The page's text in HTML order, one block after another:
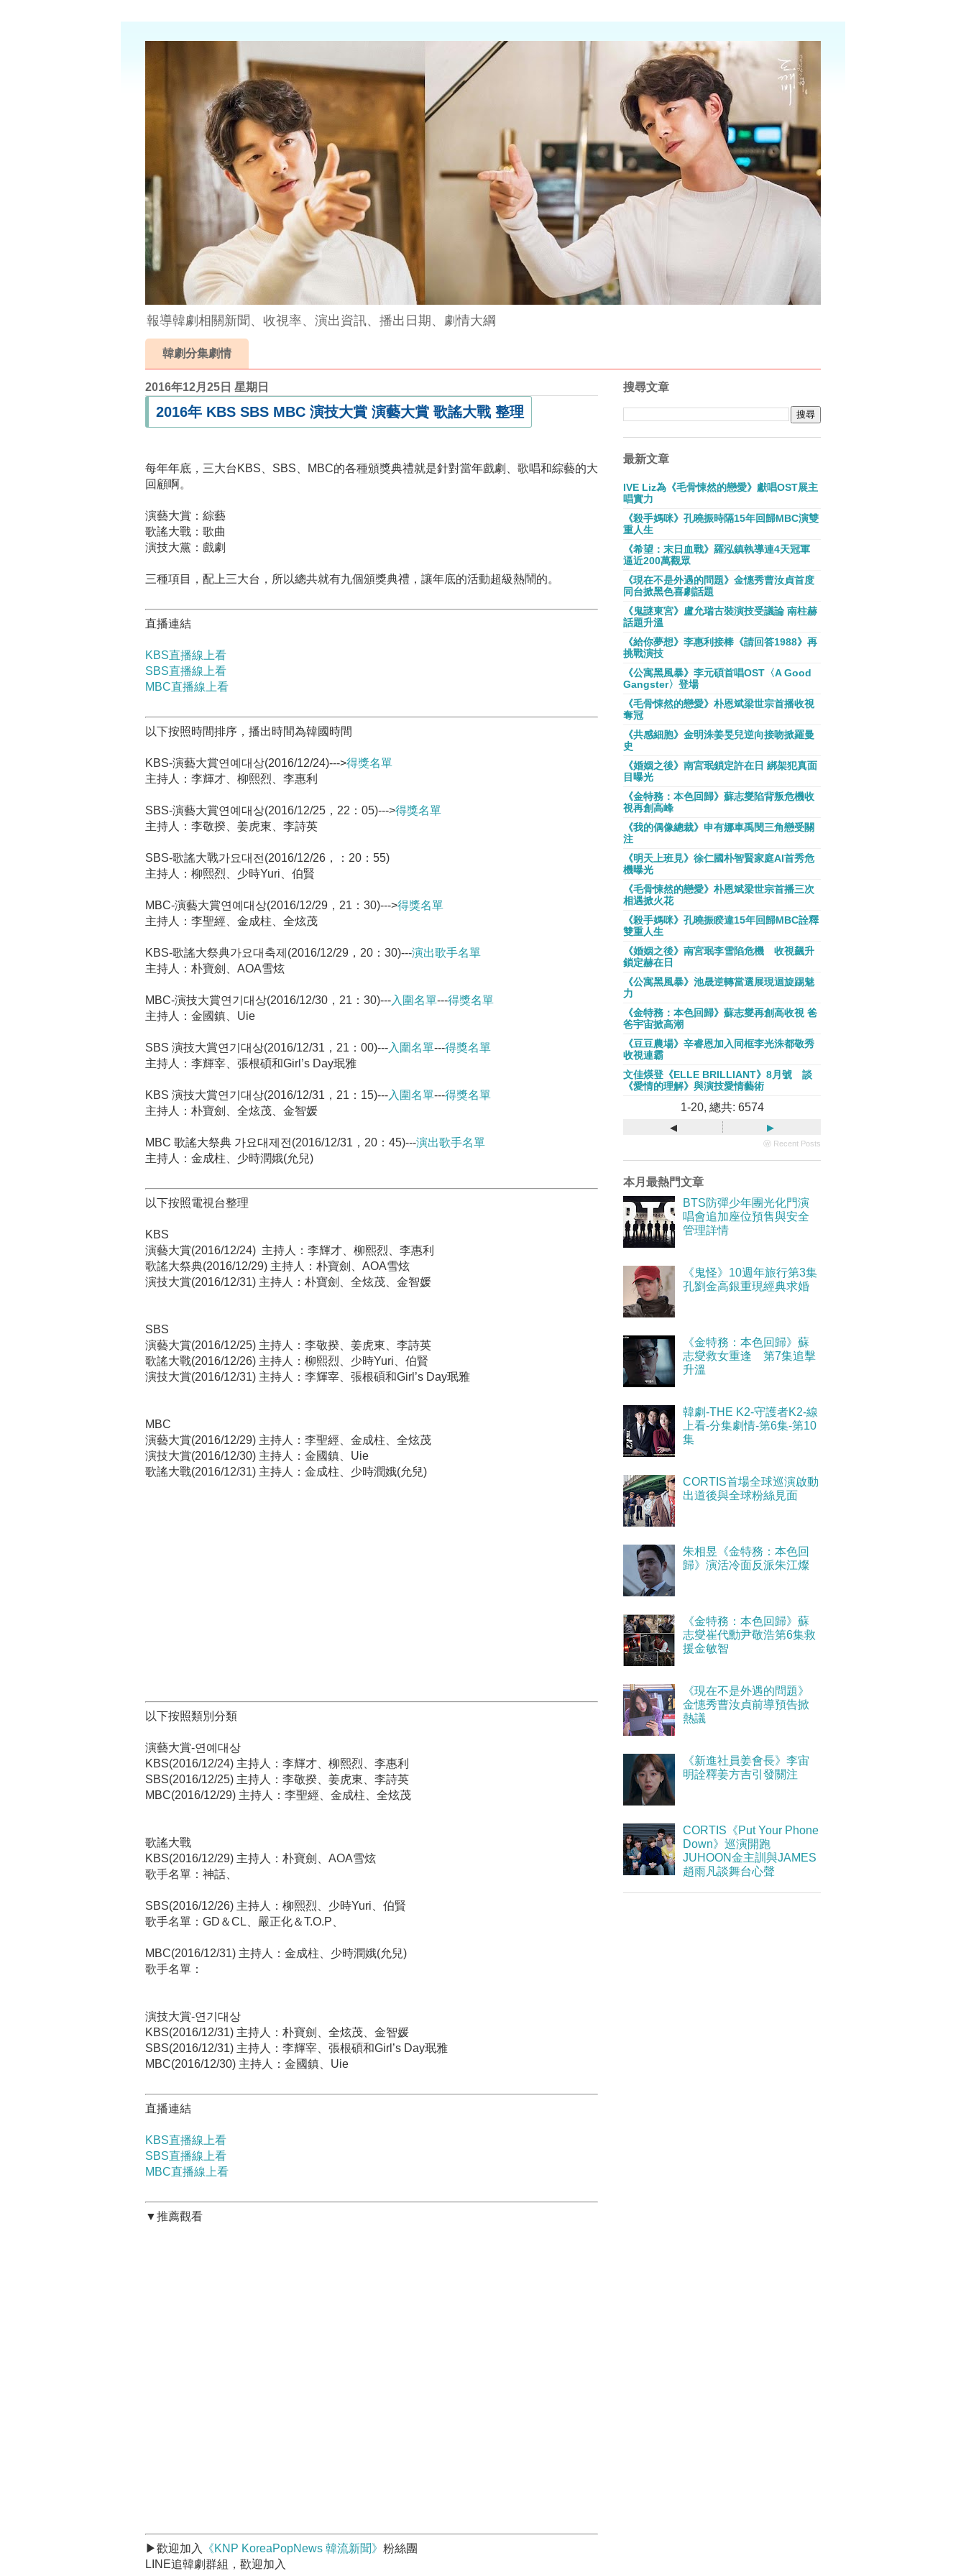
報導韓劇相關新聞、收視率、演出資訊、播出日期、劇情大綱
韓劇分集劇情
2016年12月25日 星期日
2016年 KBS SBS MBC 演技大賞 演藝大賞 歌謠大戰 整理
每年年底，三大台KBS、SBS、MBC的各種頒獎典禮就是針對當年戲劇、歌唱和綜藝的大
回顧啊。
演藝大賞：綜藝
歌謠大戰：歌曲
演技大黨：戲劇
三種項目，配上三大台，所以總共就有九個頒獎典禮，讓年底的活動超級熱鬧的。
直播連結
KBS直播線上看
SBS直播線上看
MBC直播線上看
以下按照時間排序，播出時間為韓國時間
KBS-演藝大賞연예대상(2016/12/24)--->得獎名單
主持人：李輝才、柳熙烈、李惠利
SBS-演藝大賞연예대상(2016/12/25，22：05)--->得獎名單
主持人：李敬揆、姜虎東、李詩英
SBS-歌謠大戰가요대전(2016/12/26，：20：55)
主持人：柳熙烈、少時Yuri、伯賢
MBC-演藝大賞연예대상(2016/12/29，21：30)--->得獎名單
主持人：李聖經、金成柱、全炫茂
KBS-歌謠大祭典가요대축제(2016/12/29，20：30)---演出歌手名單
主持人：朴寶劍、AOA雪炫
MBC-演技大賞연기대상(2016/12/30，21：30)---入圍名單---得獎名單
主持人：金國鎮、Uie
SBS 演技大賞연기대상(2016/12/31，21：00)---入圍名單---得獎名單
主持人：李輝宰、張根碩和Girl’s Day珉雅
KBS 演技大賞연기대상(2016/12/31，21：15)---入圍名單---得獎名單
主持人：朴寶劍、全炫茂、金智媛
MBC 歌謠大祭典 가요대제전(2016/12/31，20：45)---演出歌手名單
主持人：金成柱、少時潤娥(允兒)
以下按照電視台整理
KBS
演藝大賞(2016/12/24) 主持人：李輝才、柳熙烈、李惠利
歌謠大祭典(2016/12/29) 主持人：朴寶劍、AOA雪炫
演技大賞(2016/12/31) 主持人：朴寶劍、全炫茂、金智媛
SBS
演藝大賞(2016/12/25) 主持人：李敬揆、姜虎東、李詩英
歌謠大戰(2016/12/26) 主持人：柳熙烈、少時Yuri、伯賢
演技大賞(2016/12/31) 主持人：李輝宰、張根碩和Girl’s Day珉雅
MBC
演藝大賞(2016/12/29) 主持人：李聖經、金成柱、全炫茂
演技大賞(2016/12/30) 主持人：金國鎮、Uie
歌謠大戰(2016/12/31) 主持人：金成柱、少時潤娥(允兒)
以下按照類別分類
演藝大賞-연예대상
KBS(2016/12/24) 主持人：李輝才、柳熙烈、李惠利
SBS(2016/12/25) 主持人：李敬揆、姜虎東、李詩英
MBC(2016/12/29) 主持人：李聖經、金成柱、全炫茂
歌謠大戰
KBS(2016/12/29) 主持人：朴寶劍、AOA雪炫
歌手名單：神話、
SBS(2016/12/26) 主持人：柳熙烈、少時Yuri、伯賢
歌手名單：GD＆CL、嚴正化＆T.O.P、
MBC(2016/12/31) 主持人：金成柱、少時潤娥(允兒)
歌手名單：
演技大賞-연기대상
KBS(2016/12/31) 主持人：朴寶劍、全炫茂、金智媛
SBS(2016/12/31) 主持人：李輝宰、張根碩和Girl’s Day珉雅
MBC(2016/12/30) 主持人：金國鎮、Uie
直播連結
KBS直播線上看
SBS直播線上看
MBC直播線上看
▼推薦觀看
▶歡迎加入 《KNP KoreaPopNews 韓流新聞》 粉絲團
LINE追韓劇群組，歡迎加入
搜尋文章
最新文章
IVE Liz為《毛骨悚然的戀愛》獻唱OST展主
唱實力
《殺手媽咪》孔曉振時隔15年回歸MBC演雙
重人生
《希望：末日血戰》羅泓鎮執導連4天冠軍
逼近200萬觀眾
《現在不是外遇的問題》金憓秀曹汝貞首度
同台掀黑色喜劇話題
《鬼謎東宮》盧允瑞古裝演技受議論 南柱赫
話題升溫
《給你夢想》李惠利接棒《請回答1988》再
挑戰演技
《公寓黑風暴》李元碩首唱OST〈A Good
Gangster〉登場
《毛骨悚然的戀愛》朴恩斌梁世宗首播收視
奪冠
《共感細胞》金明洙姜旻兒逆向接吻掀羅曼
史
《婚姻之後》南宮珉鎖定許在日 綁架犯真面
目曝光
《金特務：本色回歸》蘇志燮陷背叛危機收
視再創高峰
《我的偶像總裁》申有娜車禹閔三角戀受關
注
《明天上班見》徐仁國朴智賢家庭AI首秀危
機曝光
《毛骨悚然的戀愛》朴恩斌梁世宗首播三次
相遇掀火花
《殺手媽咪》孔曉振睽違15年回歸MBC詮釋
雙重人生
《婚姻之後》南宮珉李雪陷危機 收視飆升
鎖定赫在日
《公寓黑風暴》池晟逆轉當選展現迴旋踢魅
力
《金特務：本色回歸》蘇志燮再創高收視 爸
爸宇宙掀高潮
《豆豆農場》辛睿恩加入同框李光洙都敬秀
收視連霸
文佳煐登《ELLE BRILLIANT》8月號 談
《愛情的理解》與演技愛情藝術
1-20, 總共: 6574
◂ ▸
ⓦ Recent Posts
本月最熱門文章
BTS防彈少年團光化門演
唱會追加座位預售與安全
管理詳情
《鬼怪》10週年旅行第3集
孔劉金高銀重現經典求婚
《金特務：本色回歸》蘇
志燮救女重逢 第7集追擊
升溫
韓劇-THE K2-守護者K2-線
上看-分集劇情-第6集-第10
集
CORTIS首場全球巡演啟動
出道後與全球粉絲見面
朱相昱《金特務：本色回
歸》演活冷面反派朱江燦
《金特務：本色回歸》蘇
志燮崔代勳尹敬浩第6集救
援金敏智
《現在不是外遇的問題》
金憓秀曹汝貞前導預告掀
熱議
《新進社員姜會長》李宙
明詮釋姜方吉引發關注
CORTIS《Put Your Phone
Down》巡演開跑
JUHOON金主訓與JAMES
趙雨凡談舞台心聲